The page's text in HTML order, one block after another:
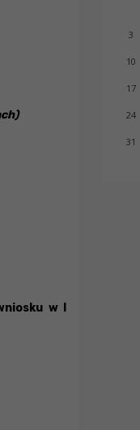
w I
3
10
17
24
31